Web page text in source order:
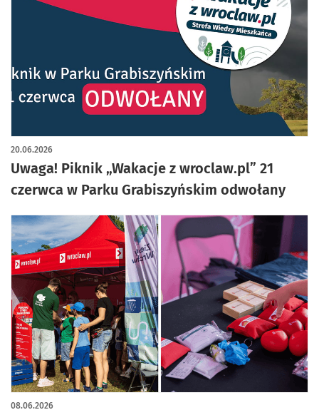
Uwaga! Piknik „Wakacje z wroclaw.pl” 21
czerwca w Parku Grabiszyńskim odwołany
20.06.2026
08.06.2026